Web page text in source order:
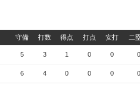
守備 打数 得点 打点 安打 二
5 3 1 0 0 0
6 4 0 0 0 0